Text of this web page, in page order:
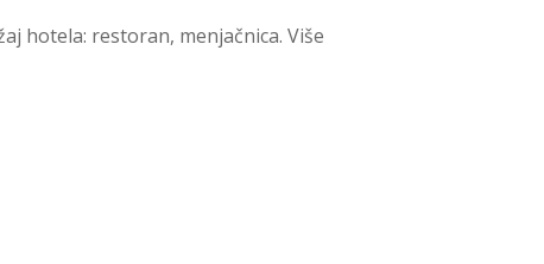
hotela: restoran, menjačnica. Više